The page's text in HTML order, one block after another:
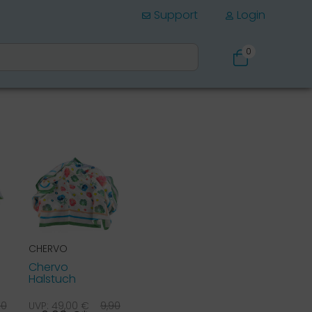
Login
Support
0
CHERVO
Chervo
Halstuch
22A
UVP: 49,00 €
9,90